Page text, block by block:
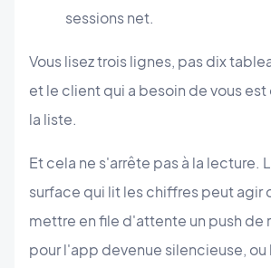
sessions net.
Vous lisez trois lignes, pas dix
et le client qui a besoin de vous est
la liste.
Et cela ne s'arrête pas à la lecture.
surface qui lit les chiffres peut agir
mettre en file d'attente un push
pour l'app devenue silencieuse,